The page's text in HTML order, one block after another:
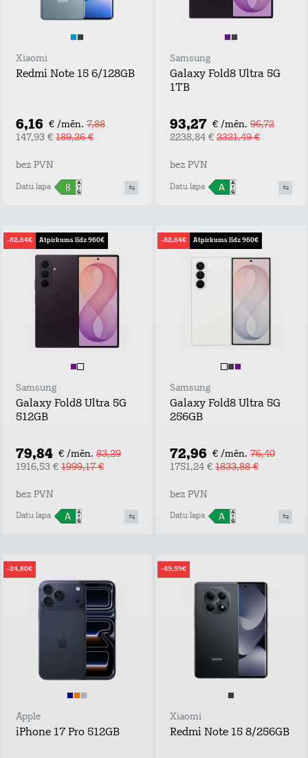
Xiaomi
Redmi Note 15 6/128GB
6,16 € /mēn. 7,88
147,93 € 189,26 €
bez PVN
Datu lapa
Samsung
Galaxy Fold8 Ultra 5G
1TB
93,27 € /mēn. 96,72
2238,84 € 2321,49 €
bez PVN
Datu lapa
-82,64€ Atpirkums līdz 960€
Samsung
Galaxy Fold8 Ultra 5G
512GB
79,84 € /mēn. 83,29
1916,53 € 1999,17 €
bez PVN
Datu lapa
-82,64€ Atpirkums līdz 960€
Samsung
Galaxy Fold8 Ultra 5G
256GB
72,96 € /mēn. 76,40
1751,24 € 1833,88 €
bez PVN
Datu lapa
-24,80€
Apple
iPhone 17 Pro 512GB
-49,59€
Xiaomi
Redmi Note 15 8/256GB